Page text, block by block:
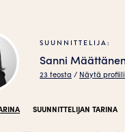
SUUNNITTELIJA:
Sanni
23 teosta / Näytä profiili
SUUNNITTELIJAN TARINA